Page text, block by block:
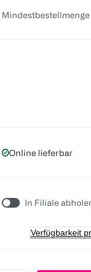
Online lieferbar
In Filiale
Verfügbarkeit